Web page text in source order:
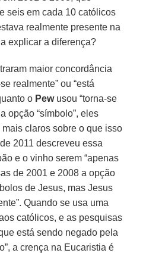
seis em cada 10 católicos
realmente presente na
explicar a diferença?
maior concordância
realmente” ou “está
o Pewusou “torna-se
opção “símbolo”, eles
claros sobre o que isso
2011 descreveu essa
e o vinho serem “apenas
de 2001 e 2008 a opção
de Jesus, mas Jesus
Quando se usa uma
católicos, e as pesquisas
está sendo negado pela
a crença na Eucaristia é